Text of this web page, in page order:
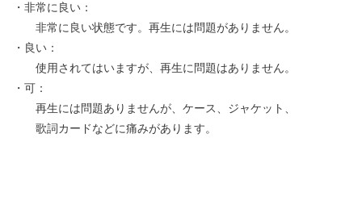
・非常に良い：
非常に良い状態です。再生には問題がありません。
・良い：
使用されてはいますが、再生に問題はありません。
・可：
再生には問題ありませんが、ケース、ジャケット、
歌詞カードなどに痛みがあります。